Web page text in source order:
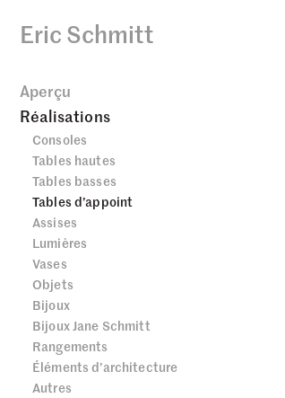
Eric Schmitt
Aperçu
Réalisations
Consoles
Tables hautes
Tables basses
Tables d’appoint
Assises
Lumières
Vases
Objets
Bijoux
Bijoux Jane Schmitt
Rangements
Éléments d’architecture
Autres